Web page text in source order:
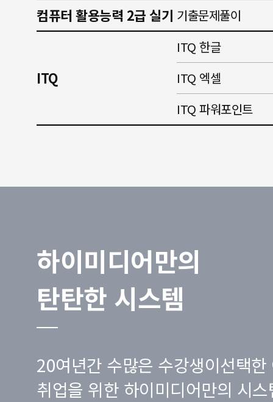
컴퓨터 활용능력 2급 실기 기출문제풀이
ITQ
ITQ 한글
ITQ 엑셀
ITQ 파워포인트
하이미디어만의
탄탄한 시스템
20여년간 수많은 수강생이선택한
취업을 위한 하이미디어만의 시